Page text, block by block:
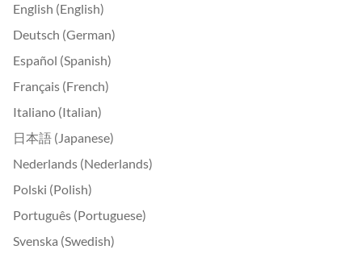
English (English)
Deutsch (German)
Español (Spanish)
Français (French)
Italiano (Italian)
日本語 (Japanese)
Nederlands (Nederlands)
Polski (Polish)
Português (Portuguese)
Svenska (Swedish)